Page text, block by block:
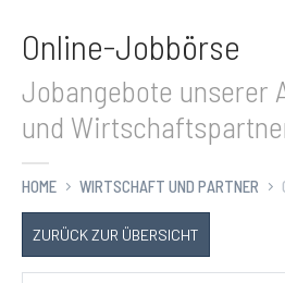
Online-Jobbörse
Jobangebote unserer
und
HOME WIRTSCHAFT UND PARTNER
ZURÜCK ZUR ÜBERSICHT